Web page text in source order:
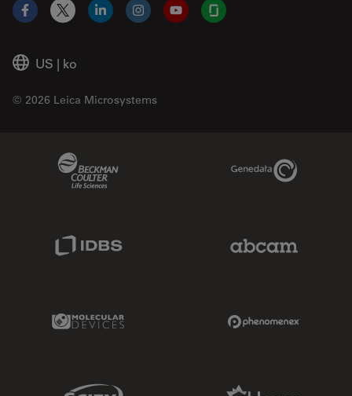
US | ko
© 2026 Leica Microsystems
Facebook
X LinkedInInstagramYouTubeGlassdoor
Genedata Link
Molecular Devices Link
Sciex Link